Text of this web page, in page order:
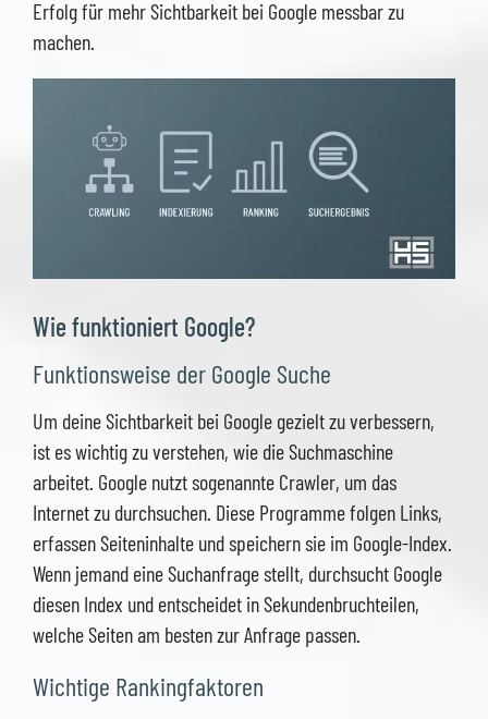
Erfolg für mehr Sichtbarkeit bei Google messbar zu
machen.
Wie funktioniert Google?
Funktionsweise der Google Suche
Um deine Sichtbarkeit bei Google gezielt zu verbessern,
ist es wichtig zu verstehen, wie die Suchmaschine
arbeitet. Google nutzt sogenannte Crawler, um das
Internet zu durchsuchen. Diese Programme folgen Links,
erfassen Seiteninhalte und speichern sie im Google-Index.
Wenn jemand eine Suchanfrage stellt, durchsucht Google
diesen Index und entscheidet in Sekundenbruchteilen,
welche Seiten am besten zur Anfrage passen.
Wichtige Rankingfaktoren